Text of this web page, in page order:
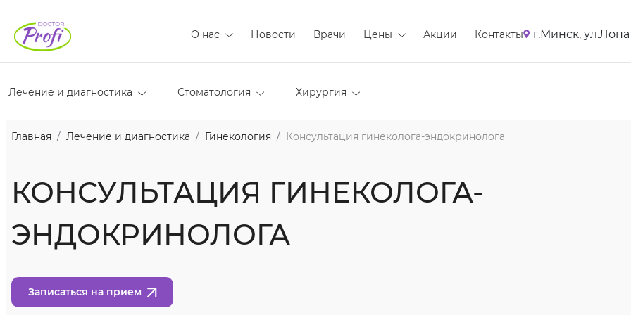
О нас Новости Врачи Цены Акции Контакты г.Минск,
Лечение и диагностика Стоматология Хирургия
Главная Лечение и диагностика Гинекология Консультация гинеколога-эндокринолога
КОНСУЛЬТАЦИЯ ГИНЕКОЛОГА-
ЭНДОКРИНОЛОГА
Записаться на прием